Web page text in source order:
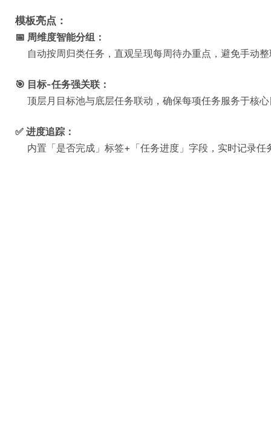
模板亮点：
📅 周维度智能分组：
自动按周归类任务，直观呈现每周待办重点，避免手动
🎯 目标-任务强关联：
顶层月目标池与底层任务联动，确保每项任务服务于核
✅ 进度追踪：
内置「是否完成」标签+「任务进度」字段，实时记录任